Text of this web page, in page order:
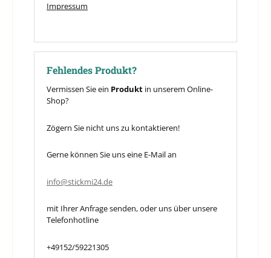
Impressum
Fehlendes Produkt?
Vermissen Sie ein Produkt in unserem Online-
Shop?
Zögern Sie nicht uns zu kontaktieren!
Gerne können Sie uns eine E-Mail an
info@stickmi24.de
mit Ihrer Anfrage senden, oder uns über unsere
Telefonhotline
+49152/59221305